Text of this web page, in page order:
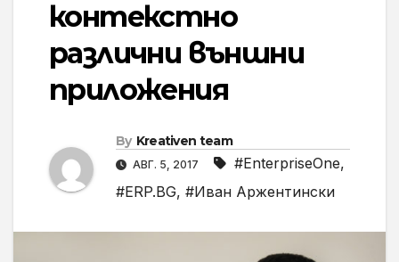
контекстно
различни външни
приложения
By Kreativen team
АВГ. 5, 2017 #EnterpriseOne,
#ERP.BG, #Иван Аржентински